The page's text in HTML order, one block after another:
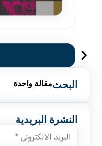
البحثمقالة واحدة
النشرة البريدية